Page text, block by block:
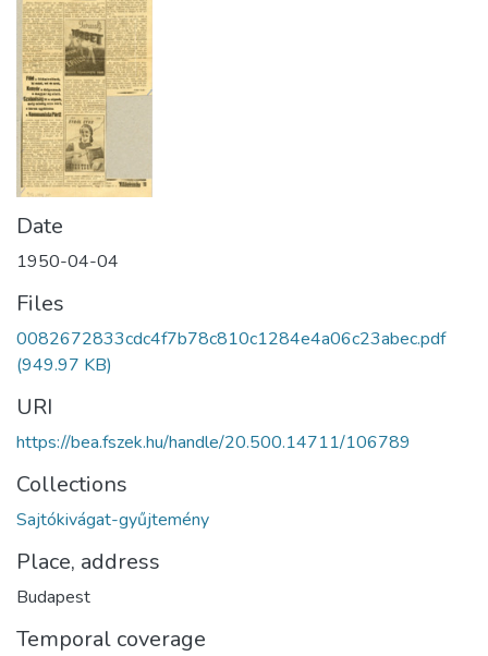
Date
1950-04-04
Files
0082672833cdc4f7b78c810c1284e4a06c23abec.pdf
(949.97 KB)
URI
https://bea.fszek.hu/handle/20.500.14711/106789
Collections
Sajtókivágat-gyűjtemény
Place, address
Budapest
Temporal coverage